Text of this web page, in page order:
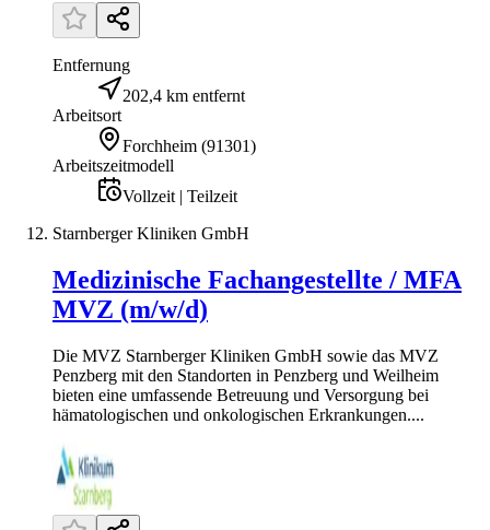
Entfernung
202,4 km entfernt
Arbeitsort
Forchheim (91301)
Arbeitszeitmodell
Vollzeit | Teilzeit
Starnberger Kliniken GmbH
Medizinische Fachangestellte / MFA
MVZ (m/w/d)
Die MVZ Starnberger Kliniken GmbH sowie das MVZ
Penzberg mit den Standorten in Penzberg und Weilheim
bieten eine umfassende Betreuung und Versorgung bei
hämatologischen und onkologischen Erkrankungen....